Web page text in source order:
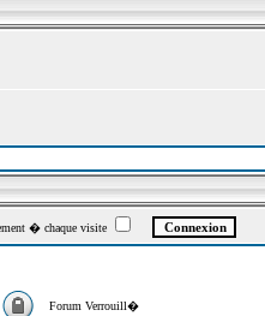
� chaque visite
Forum Verrouill�